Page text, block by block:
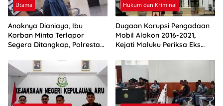
Utama
Anaknya Dianiaya, Ibu
Korban Minta Terlapor
Segera Ditangkap, Polresta
Penyelidikan
Hukum dan Kriminal
Dugaan Korupsi Pengadaan
Mobil Alokon 2016-2021,
Kejati Maluku Periksa Eks